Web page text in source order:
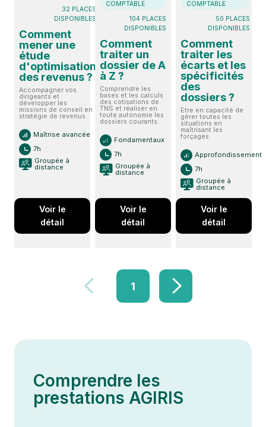
32 PLACES
DISPONIBLES
Comment
mener une
étude
d'optimisation
des revenus ?
Accompagner vos
dirigeants et
développer les
missions de conseil en
stratégie de revenus.
Maîtrise avancée
7h
Groupée à
distance
Voir le
détail
COMPTABLE
104 PLACES
DISPONIBLES
Comment
traiter un
dossier de A
à Z ?
Comprendre les
bases et les calculs
des cotisations de
TNS et réaliser en
toute autonomie les
dossiers courants.
Fondamentaux
7h
Groupée à
distance
Voir le
détail
COMPTABLE
50 PLACES
DISPONIBLES
Comment
traiter les
écarts et les
spécificités
des
dossiers ?
Etre en capacité de
gérer toutes les
situations en
maîtrisant les
forçages.
Approfondissement
7h
Groupée à
distance
Voir le
détail
1
Comprendre les
prestations AGIRIS